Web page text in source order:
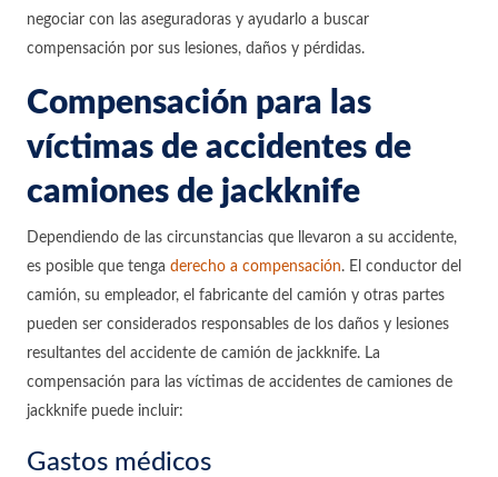
negociar con las aseguradoras y ayudarlo a buscar
compensación por sus lesiones, daños y pérdidas.
Compensación para las
víctimas de accidentes de
camiones de jackknife
Dependiendo de las circunstancias que llevaron a su accidente,
es posible que tenga derecho a compensación. El conductor del
camión, su empleador, el fabricante del camión y otras partes
pueden ser considerados responsables de los daños y lesiones
resultantes del accidente de camión de jackknife. La
compensación para las víctimas de accidentes de camiones de
jackknife puede incluir:
Gastos médicos